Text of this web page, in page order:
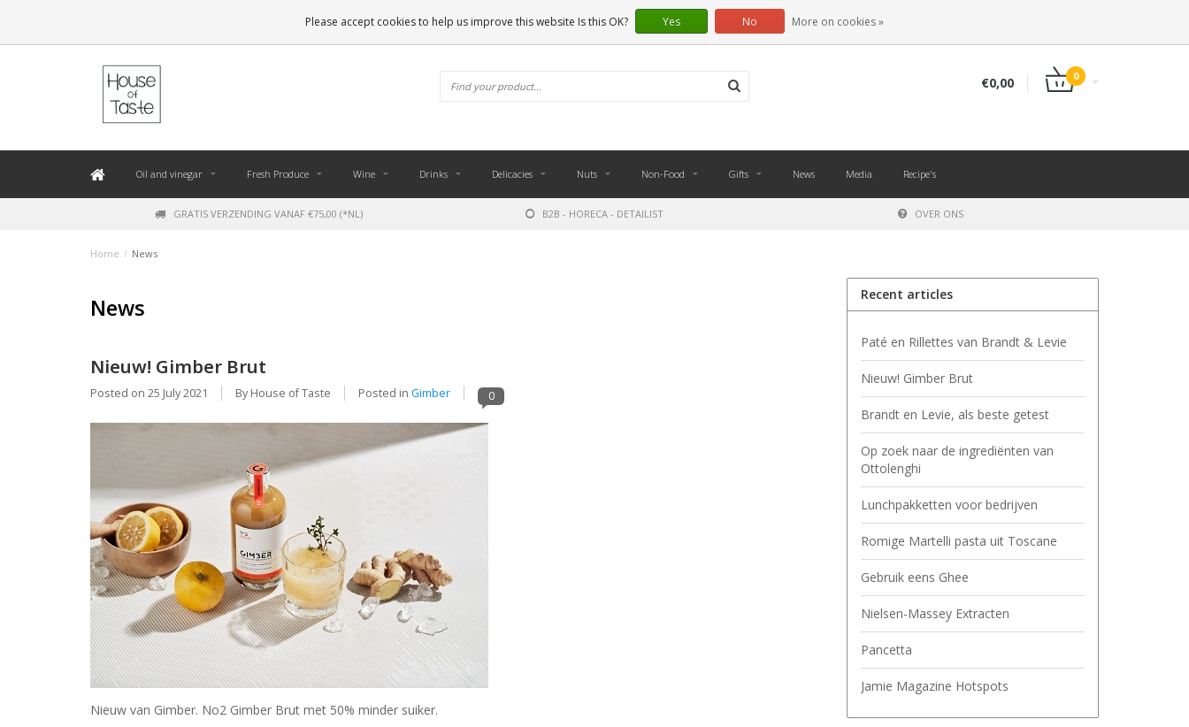
€0,00 0
Oil and vinegar Fresh Produce Wine Drinks Delicacies Nuts Non-Food Gifts News Media Recipe's
GRATIS VERZENDING VANAF €75,00 (*NL) B2B - HORECA - DETAILIST OVER ONS
Home / News
News
Nieuw! Gimber Brut
Posted on 25 July 2021 By House of Taste Posted in Gimber 0
Nieuw van Gimber. No2 Gimber Brut met 50% minder suiker.
Recent articles
Paté en Rillettes van Brandt & Levie
Nieuw! Gimber Brut
Brandt en Levie, als beste getest
Op zoek naar de ingrediënten van
Ottolenghi
Lunchpakketten voor bedrijven
Romige Martelli pasta uit Toscane
Gebruik eens Ghee
Nielsen-Massey Extracten
Pancetta
Jamie Magazine Hotspots
Please accept cookies to help us improve this website Is this OK? Yes No More on cookies »